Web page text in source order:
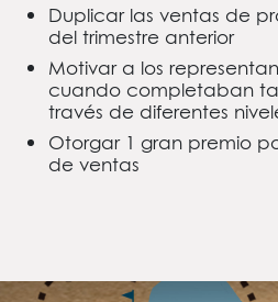
Duplicar las ventas de
del trimestre anterior
Motivar a los
cuando completaban
través de diferentes
Otorgar 1 gran premio
de ventas